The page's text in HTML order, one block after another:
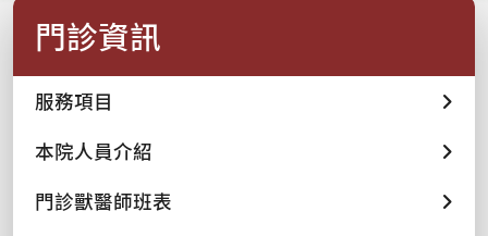
門診資訊
服務項目
本院人員介紹
門診獸醫師班表